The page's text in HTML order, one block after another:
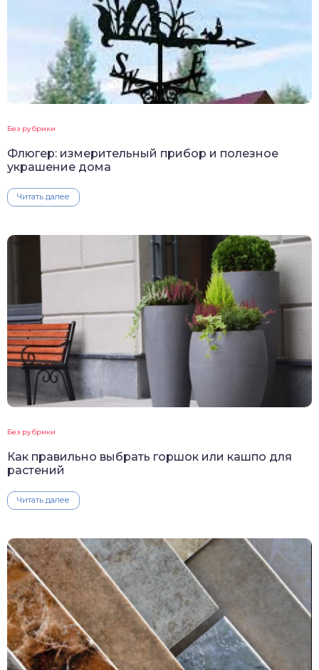
Без рубрики
Флюгер: измерительный прибор и полезное
украшение дома
Читать далее
Без рубрики
Как правильно выбрать горшок или кашпо для
растений
Читать далее